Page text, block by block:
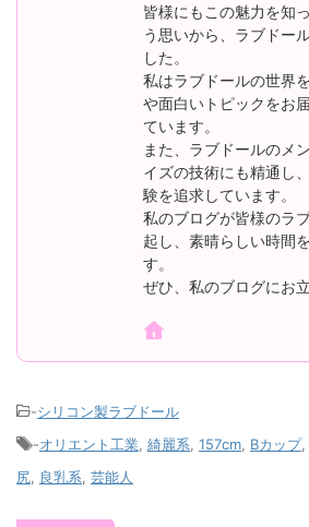
皆様にもこの魅力を知
う思いから、ラブドー
した。
私はラブドールの世界
や面白いトピックをお
ています。
また、ラブドールのメ
イズの技術にも精通し
験を追求しています。
私のブログが皆様のラ
起し、素晴らしい時間
す。
ぜひ、私のブログにお
-シリコン製ラブドール
-オリエント工業, 綺麗系, 157cm, Bカップ,
尻, 良乳系, 芸能人